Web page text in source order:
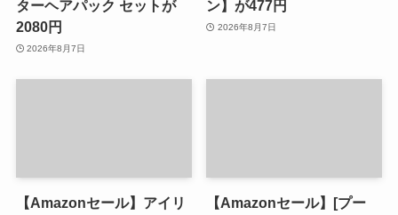
ターヘアパック セットが
2080円
2026年8月7日
ン】が477円
2026年8月7日
【Amazonセール】アイリ
【Amazonセール】[プー